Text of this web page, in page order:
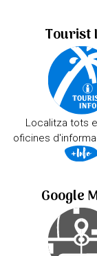
Tourist
Localitza tots
oficines
Google